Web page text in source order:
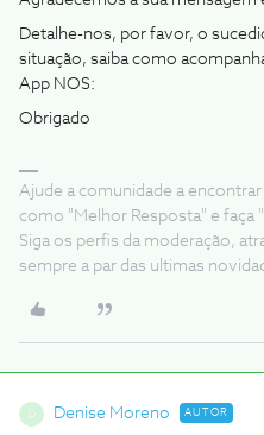
Detalhe-nos, por favor, o
situação, saiba como
App NOS:
Obrigado
Ajude a comunidade a
como "Melhor Resposta" e
Siga os perfis da moderação,
sempre a par das ultimas
Denise Moreno AUTOR